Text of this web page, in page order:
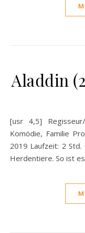
Aladdin
[usr 4,5] Regisseur/in: Guy Ritchie Genre: Abenteuer,
Komödie, Familie
2019 Laufzeit: 2
Herdentiere. So ist